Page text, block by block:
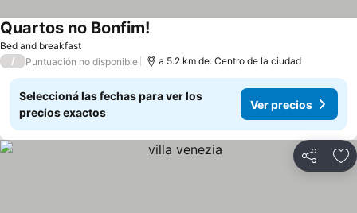
Bed and breakfast
Quartos no Bonfim!
/ Puntuación no disponible a 5.2 km de: Centro de la ciudad
Seleccioná las fechas para ver los
precios exactos
Ver precios
Compartir